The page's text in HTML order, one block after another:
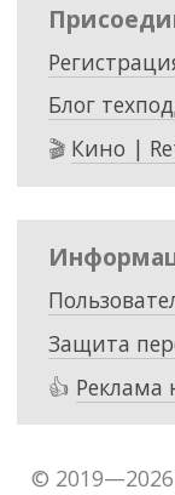
Блог
🎬 Кино |
Защита
👍 Реклама
© 2019—2026